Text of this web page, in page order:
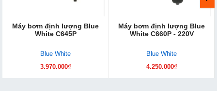
Máy bơm định lượng Blue
White C645P
Blue White
3.970.000₫
Máy bơm định lượng Blue
White C660P - 220V
Blue White
4.250.000₫